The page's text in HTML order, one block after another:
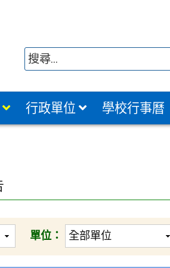
行政單位 學校行事曆
單位：